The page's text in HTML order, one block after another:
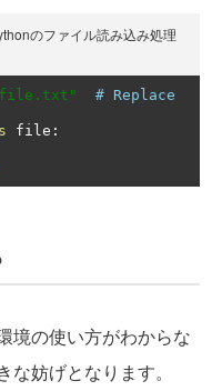
のファイル読み込み処理
file.txt"
# Replace
file :
境の使い方がわからな
妨げとなります。